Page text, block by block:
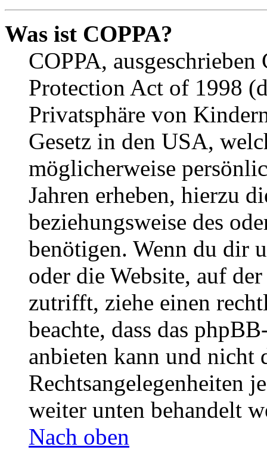
Was ist COPPA?
COPPA,
Protection Act of 1998
Privatsphäre von
Gesetz in den USA,
möglicherweise
Jahren erheben, hierzu
beziehungsweise des
benötigen. Wenn du dir
oder die Website, auf
zutrifft, ziehe einen
beachte, dass das
anbieten kann und nicht
Rechtsangelegenheiten
weiter unten behandelt
Nach oben